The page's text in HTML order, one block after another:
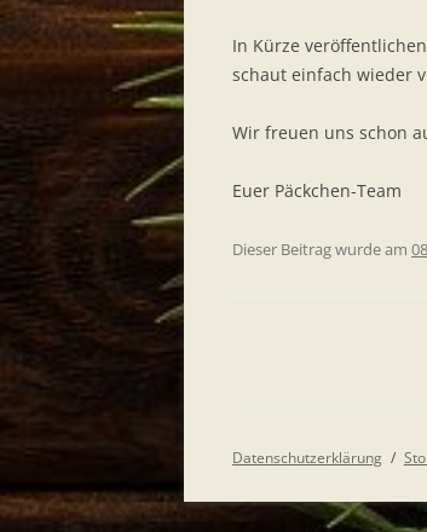
In Kürze
schaut einfach wieder
Wir freuen uns schon
Euer Päckchen-Team
Dieser Beitrag wurde am
Datenschutzerklärung